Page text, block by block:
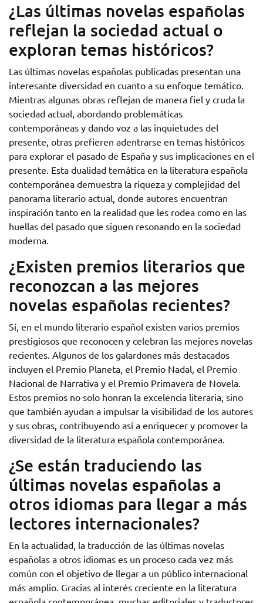
¿Las últimas novelas españolas
reflejan la sociedad actual o
exploran temas históricos?
Las últimas novelas españolas publicadas presentan una
interesante diversidad en cuanto a su enfoque temático.
Mientras algunas obras reflejan de manera fiel y cruda la
sociedad actual, abordando problemáticas
contemporáneas y dando voz a las inquietudes del
presente, otras prefieren adentrarse en temas históricos
para explorar el pasado de España y sus implicaciones en el
presente. Esta dualidad temática en la literatura española
contemporánea demuestra la riqueza y complejidad del
panorama literario actual, donde autores encuentran
inspiración tanto en la realidad que les rodea como en las
huellas del pasado que siguen resonando en la sociedad
moderna.
¿Existen premios literarios que
reconozcan a las mejores
novelas españolas recientes?
Sí, en el mundo literario español existen varios premios
prestigiosos que reconocen y celebran las mejores novelas
recientes. Algunos de los galardones más destacados
incluyen el Premio Planeta, el Premio Nadal, el Premio
Nacional de Narrativa y el Premio Primavera de Novela.
Estos premios no solo honran la excelencia literaria, sino
que también ayudan a impulsar la visibilidad de los autores
y sus obras, contribuyendo así a enriquecer y promover la
diversidad de la literatura española contemporánea.
¿Se están traduciendo las
últimas novelas españolas a
otros idiomas para llegar a más
lectores internacionales?
En la actualidad, la traducción de las últimas novelas
españolas a otros idiomas es un proceso cada vez más
común con el objetivo de llegar a un público internacional
más amplio. Gracias al interés creciente en la literatura